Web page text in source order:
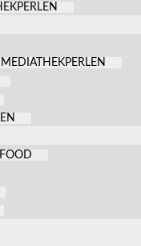
MEDIATHEKPERLEN